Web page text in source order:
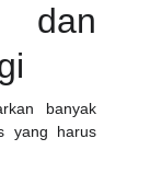
dan
banyak
yang harus